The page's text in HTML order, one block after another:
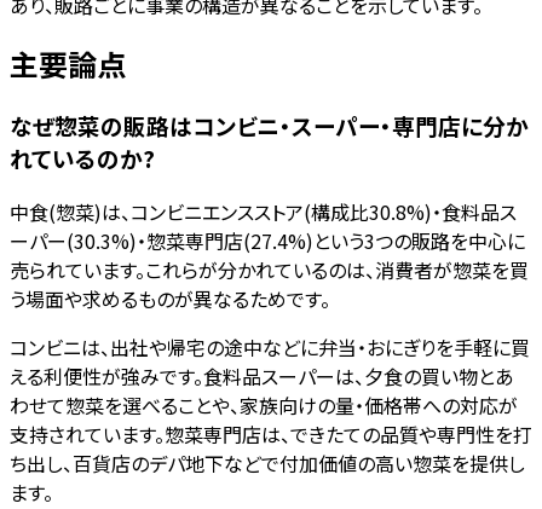
主要論点
なぜ惣菜の販路はコンビニ・スーパー・専門店に分か
れているのか?
中食(惣菜)は、コンビニエンスストア(構成比30.8%)・食料品ス
ーパー(30.3%)・惣菜専門店(27.4%)という3つの販路を中心に
売られています。これらが分かれているのは、消費者が惣菜を買
う場面や求めるものが異なるためです。
コンビニは、出社や帰宅の途中などに弁当・おにぎりを手軽に買
える利便性が強みです。食料品スーパーは、夕食の買い物とあ
わせて惣菜を選べることや、家族向けの量・価格帯への対応が
支持されています。惣菜専門店は、できたての品質や専門性を打
ち出し、百貨店のデパ地下などで付加価値の高い惣菜を提供し
ます。